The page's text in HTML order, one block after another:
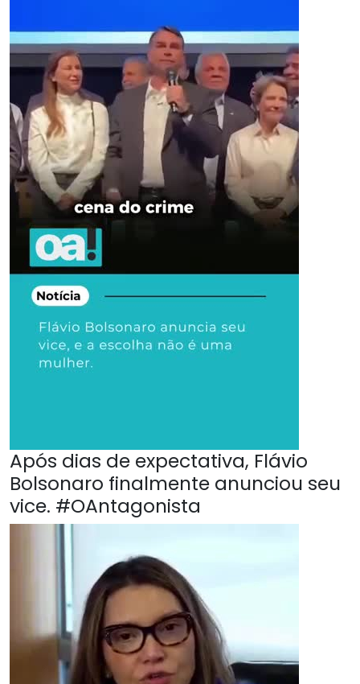
Após dias de expectativa, Flávio
Bolsonaro finalmente anunciou seu
vice. #OAntagonista